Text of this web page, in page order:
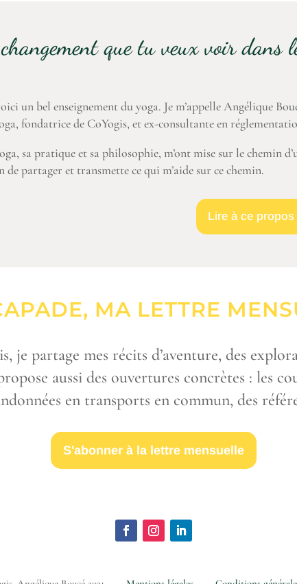
que tu veux voir dans
un bel enseignement du yoga. Je m’appelle Angélique
fondatrice de CoYogis, et ex-consultante en
sa pratique et sa philosophie, m’ont mise sur le chemin
de partager et transmette ce qui m’aide sur ce chemin.
Lire à ce propos
MA LETTRE
je partage mes récits d’aventure, des
aussi des ouvertures concrètes : les
en transports en commun, des
S'abonner à la lettre mensuelle